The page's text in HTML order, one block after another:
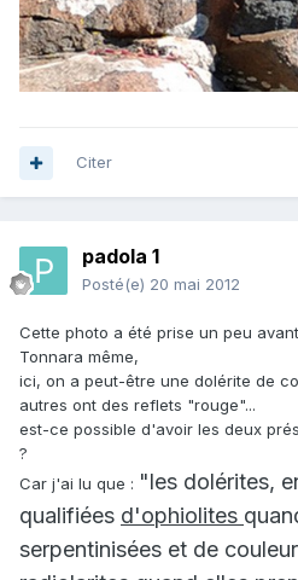
Citer
padola 1
Posté(e) 20 mai 2012
Cette photo a été prise un peu
Tonnara même,
ici, on a peut-être une dolérite de
autres ont des reflets "rouge"...
est-ce possible d'avoir les deux
?
Car j'ai lu que : "les dolérites,
qualifiées d'ophiolites
serpentinisées et de couleur